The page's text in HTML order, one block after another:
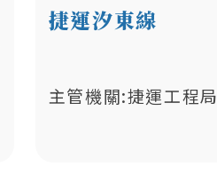
捷運汐東線
主管機關:捷運工程局